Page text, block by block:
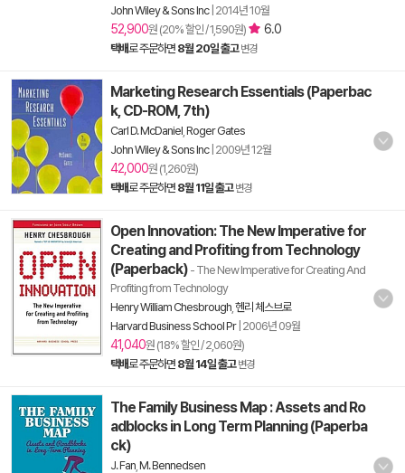
John Wiley & Sons Inc| 2014년 10월
52,900원 (20% 할인 / 1,590원) 6.0
택배로 주문하면 8월 20일 출고 변경
Marketing Research Essentials (Paperbac
k, CD-ROM, 7th)
Carl D. McDaniel Roger Gates
John Wiley & Sons Inc| 2009년 12월
42,000원 (1,260원)
택배로 주문하면 8월 11일 출고 변경
Open Innovation: The New Imperative for
Creating and Profiting from Technology
(Paperback) - The New Imperative for Creating And
Profiting from Technology
Henry William Chesbrough 헨리 체스브로
Harvard Business School Pr| 2006년 09월
41,040원 (18% 할인 / 2,060원)
택배로 주문하면 8월 14일 출고 변경
The Family Business Map : Assets and Ro
adblocks in Long Term Planning (Paperba
ck)
J. Fan M. Bennedsen